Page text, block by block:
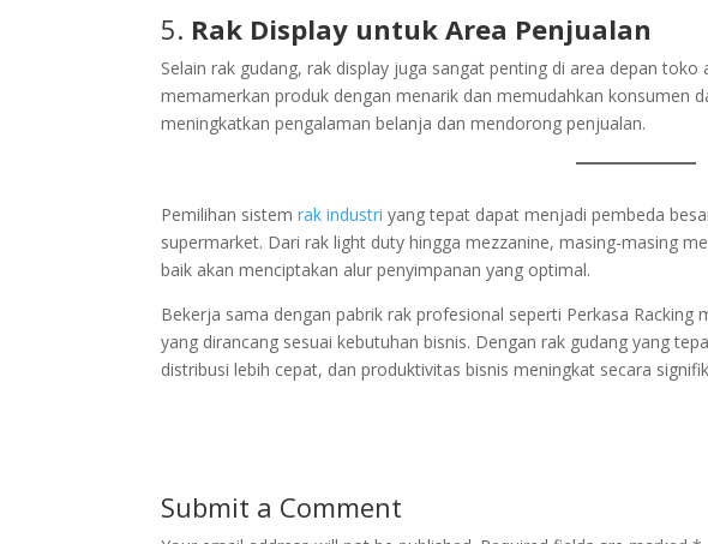
5. Rak Display untuk Area Penjualan
Selain rak gudang, rak display juga sangat penting di area depan
memamerkan produk dengan menarik dan memudahkan konsumen
meningkatkan pengalaman belanja dan mendorong penjualan.
Pemilihan sistemrak industri yang tepat dapat menjadi pembeda
supermarket. Dari rak light duty hingga mezzanine, masing-masing
baik akan menciptakan alur penyimpanan yang optimal.
Bekerja sama dengan pabrik rak profesional seperti Perkasa
yang dirancang sesuai kebutuhan bisnis. Dengan rak gudang yang
distribusi lebih cepat, dan produktivitas bisnis meningkat secara
Submit a Comment